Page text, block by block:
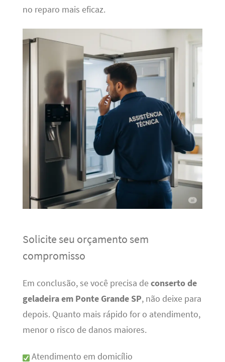
no reparo mais eficaz.
Solicite seu orçamento sem
compromisso
Em conclusão, se você precisa deconserto de
geladeira em Ponte Grande SP, não deixe para
depois. Quanto mais rápido for o atendimento,
menor o risco de danos maiores.
Atendimento em domicílio